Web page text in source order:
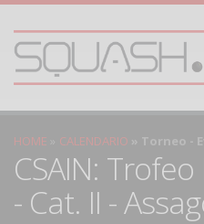
HOME CALENDARIO Torneo -
CSAIN: Trofeo
- Cat. II -